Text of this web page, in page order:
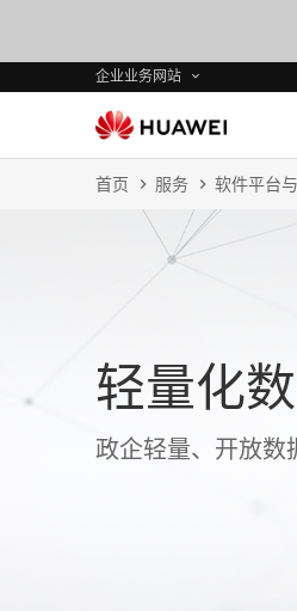
企业业务网站
首页 服务 软件平台
轻量化
政企轻量、开放数